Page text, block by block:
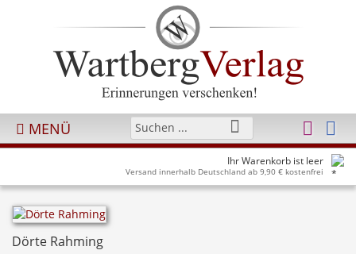
MENÜ
Ihr Warenkorb ist leer
Versand innerhalb Deutschland ab 9,90 € kostenfrei
Dörte Rahming